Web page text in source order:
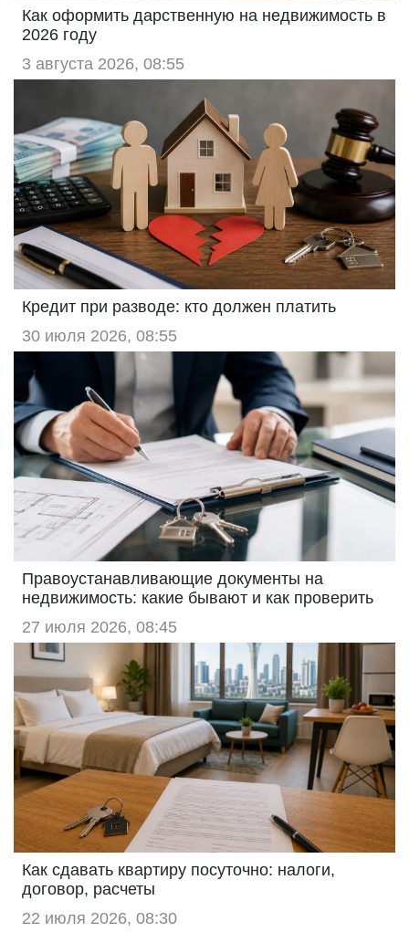
Как оформить дарственную на недвижимость в
2026 году
3 августа 2026, 08:55
Кредит при разводе: кто должен платить
30 июля 2026, 08:55
Правоустанавливающие документы на
недвижимость: какие бывают и как проверить
27 июля 2026, 08:45
Как сдавать квартиру посуточно: налоги,
договор, расчеты
22 июля 2026, 08:30